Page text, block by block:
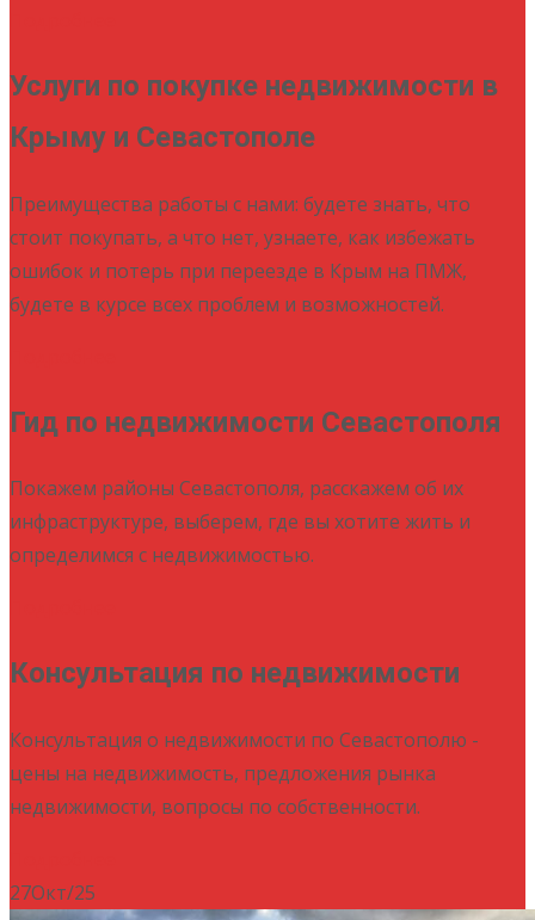
Услуги по покупке недвижимости в
Крыму и Севастополе
Преимущества работы с нами: будете знать, что
стоит покупать, а что нет, узнаете, как избежать
ошибок и потерь при переезде в Крым на ПМЖ,
будете в курсе всех проблем и возможностей.
Гид по недвижимости Севастополя
Покажем районы Севастополя, расскажем об их
инфраструктуре, выберем, где вы хотите жить и
определимся с недвижимостью.
Консультация по недвижимости
Консультация о недвижимости по Севастополю -
цены на недвижимость, предложения рынка
недвижимости, вопросы по собственности.
27Окт/25